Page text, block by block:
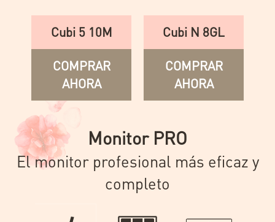
Cubi 5 10M
COMPRAR
AHORA
Cubi N 8GL
COMPRAR
AHORA
Monitor PRO
El monitor profesional más eficaz y
completo